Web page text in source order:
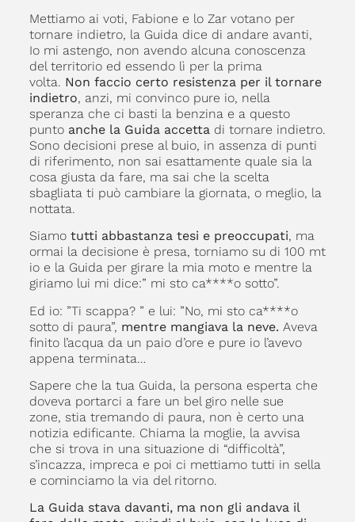
Mettiamo ai voti, Fabione e lo Zar votano per
tornare indietro, la Guida dice di andare avanti,
Io mi astengo, non avendo alcuna conoscenza
del territorio ed essendo lì per la prima
volta. Non faccio certo resistenza per il tornare
indietro, anzi, mi convinco pure io, nella
speranza che ci basti la benzina e a questo
punto anche la Guida accetta di tornare indietro.
Sono decisioni prese al buio, in assenza di punti
di riferimento, non sai esattamente quale sia la
cosa giusta da fare, ma sai che la scelta
sbagliata ti può cambiare la giornata, o meglio, la
nottata.
Siamo tutti abbastanza tesi e preoccupati, ma
ormai la decisione è presa, torniamo su di 100 mt
io e la Guida per girare la mia moto e mentre la
giriamo lui mi dice:” mi sto ca****o sotto”.
Ed io: ”Ti scappa? ” e lui: ”No, mi sto ca****o
sotto di paura”, mentre mangiava la neve. Aveva
finito l’acqua da un paio d’ore e pure io l’avevo
appena terminata…
Sapere che la tua Guida, la persona esperta che
doveva portarci a fare un bel giro nelle sue
zone, stia tremando di paura, non è certo una
notizia edificante. Chiama la moglie, la avvisa
che si trova in una situazione di “difficoltà”,
s’incazza, impreca e poi ci mettiamo tutti in sella
e cominciamo la via del ritorno.
La Guida stava davanti, ma non gli andava il